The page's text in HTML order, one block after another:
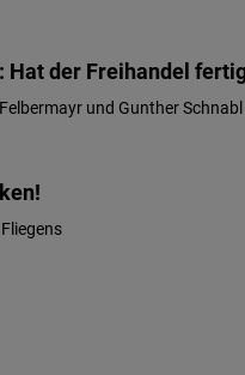
Hat der Freihandel
und Gunther Schnabl